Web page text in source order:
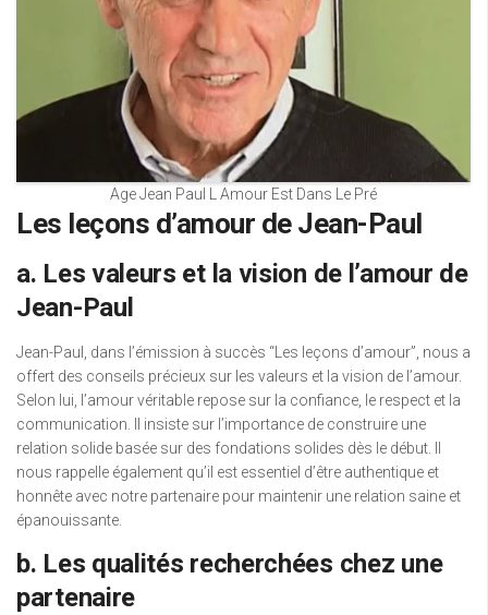
Age Jean Paul L Amour Est Dans Le Pré
Les leçons d’amour de Jean-Paul
a. Les valeurs et la vision de l’amour de
Jean-Paul
Jean-Paul, dans l’émission à succès “Les leçons d’amour”, nous a
offert des conseils précieux sur les valeurs et la vision de l’amour.
Selon lui, l’amour véritable repose sur la confiance, le respect et la
communication. Il insiste sur l’importance de construire une
relation solide basée sur des fondations solides dès le début. Il
nous rappelle également qu’il est essentiel d’être authentique et
honnête avec notre partenaire pour maintenir une relation saine et
épanouissante.
b. Les qualités recherchées chez une
partenaire